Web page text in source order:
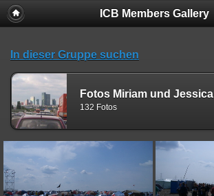
ICB Members Gallery
In dieser Gruppe suchen
Fotos Miriam und Jessica
132 Fotos